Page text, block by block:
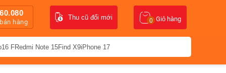
hàng Giỏ hàng
0
Thu cũ đổi mới
FRedmi Note 15Find X9iPhone 17